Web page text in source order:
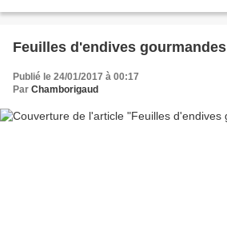
Feuilles d'endives gourmandes
Publié le 24/01/2017 à 00:17
Par Chamborigaud